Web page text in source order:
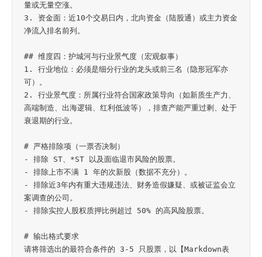
量或无量空涨。
3. 资金面：近10个交易日内，北向资金（陆股通）或主力资金
净流入排名前列。
## 维度四：护城河与行业景气度（宏观叙事）
1. 行业地位：必须是细分行业的龙头或前三名（隐形冠军亦
可）。
2. 行业景气度：所属行业符合国家政策导向（如新质生产力、
高端制造、出海逻辑、红利低波等），排查产能严重过剩、处于
衰退期的行业。
# 严格排除项（一票否决制）
- 排除 ST、*ST 以及面临退市风险的股票。
- 排除上市不满 1 年的次新股（数据不充分）。
- 排除近3年内有重大违规违法、财务造假嫌疑、或被证监会立
案调查的公司。
- 排除实控人股权质押比例超过 50% 的高风险股票。
# 输出格式要求
请将筛选出的最符合条件的 3-5 只股票，以【Markdown表